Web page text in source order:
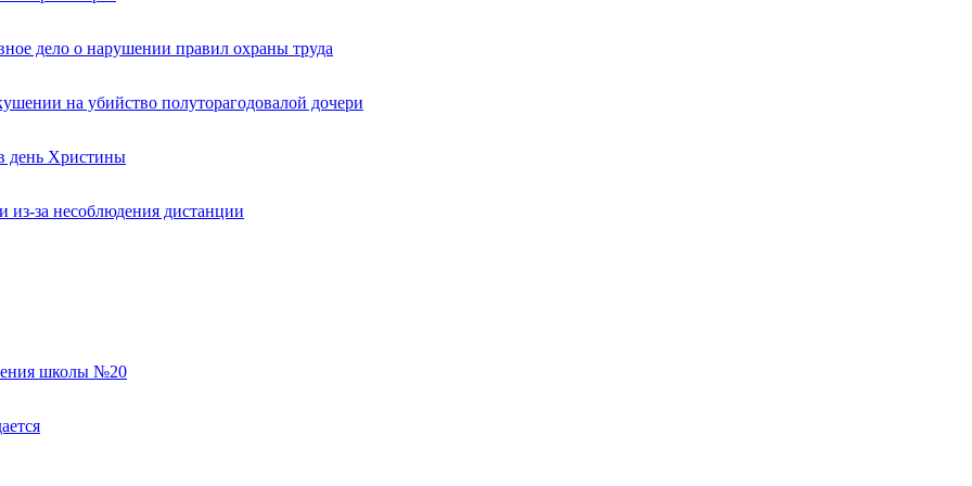
дело о нарушении правил охраны труда
на убийство полуторагодовалой дочери
день Христины
за несоблюдения дистанции
школы №20